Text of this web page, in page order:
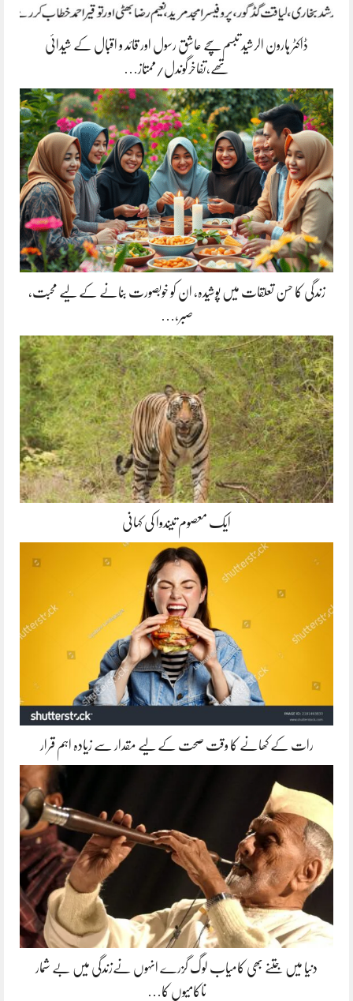
ڈاکٹر ہارون الرشید تبسم سچے عاشق رسول اور قائد و اقبال کے شیدائی
تھے،تفاخرگوندل/ممتاز…
زندگی کا حسن تعلقات میں پوشیدہ, ان کو خوبصورت بنانے کے لیے محبت،
صبر،…
ایک معصوم تیندوا کی کہانی
رات کے کھانے کا وقت صحت کے لیے مقدار سے زیادہ اہم قرار
دنیا میں جتنے بھی کامیاب لوگ گزرے انہوں نےزندگی میں بے شمار
ناکامیوں کا…